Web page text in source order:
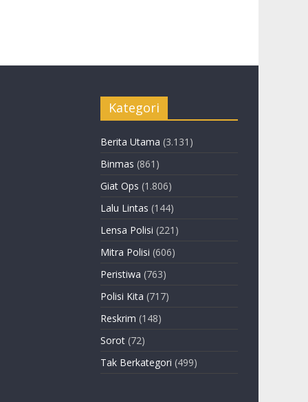
Kategori
Berita Utama (3.131)
Binmas (861)
Giat Ops (1.806)
Lalu Lintas (144)
Lensa Polisi (221)
Mitra Polisi (606)
Peristiwa (763)
Polisi Kita (717)
Reskrim (148)
Sorot (72)
Tak Berkategori (499)